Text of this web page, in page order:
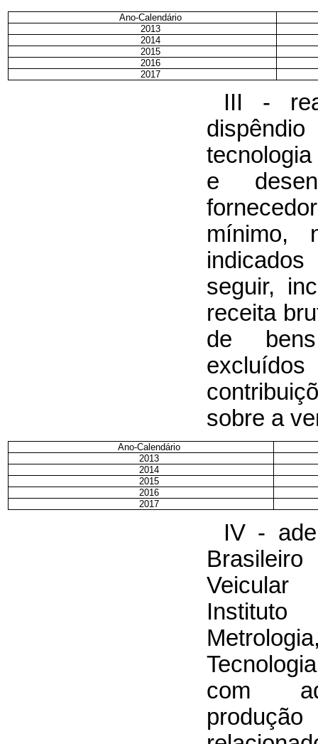
Ano-Calendário
2013
2014
2015
2016
2017
III -
e
mínimo,
seguir,
receita
de
sobre a
Ano-Calendário
2013
2014
2015
2016
2017
IV -
Brasileiro
com